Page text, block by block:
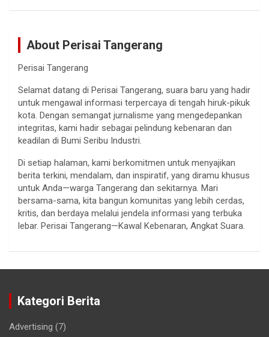
About Perisai Tangerang
Perisai Tangerang
Selamat datang di Perisai Tangerang, suara baru yang hadir
untuk mengawal informasi terpercaya di tengah hiruk-pikuk
kota. Dengan semangat jurnalisme yang mengedepankan
integritas, kami hadir sebagai pelindung kebenaran dan
keadilan di Bumi Seribu Industri.
Di setiap halaman, kami berkomitmen untuk menyajikan
berita terkini, mendalam, dan inspiratif, yang diramu khusus
untuk Anda—warga Tangerang dan sekitarnya. Mari
bersama-sama, kita bangun komunitas yang lebih cerdas,
kritis, dan berdaya melalui jendela informasi yang terbuka
lebar. Perisai Tangerang—Kawal Kebenaran, Angkat Suara.
Kategori Berita
Advertising (7)